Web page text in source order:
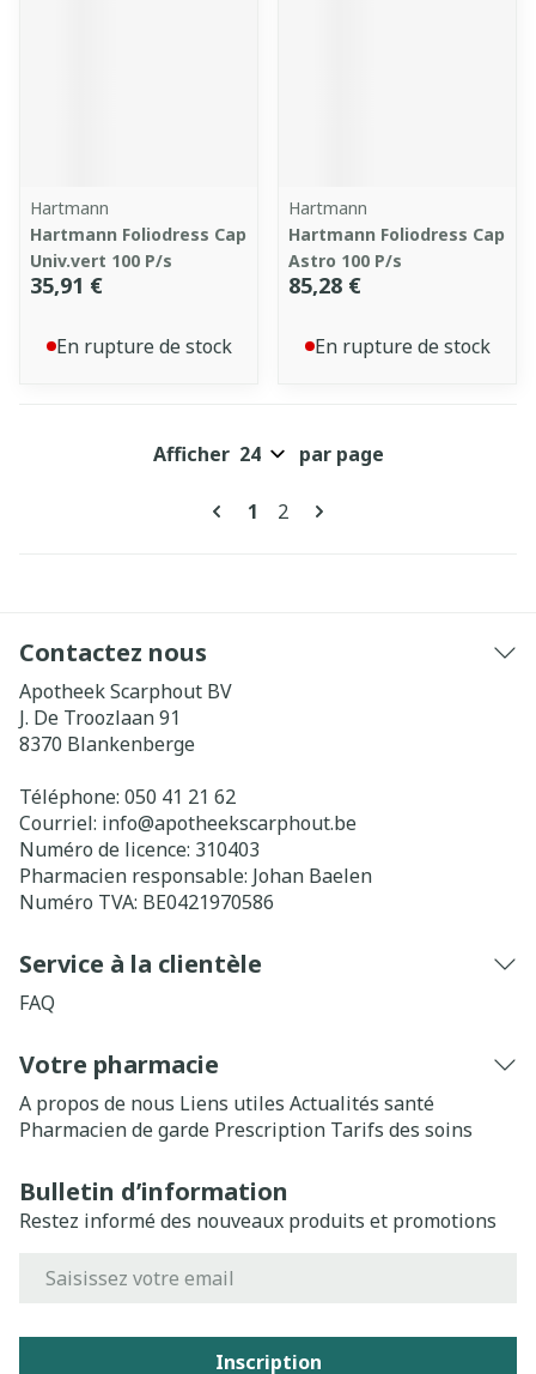
Hartmann
Hartmann Foliodress Cap
Univ.vert 100 P/s
35,91 €
En rupture de stock
Hartmann
Hartmann Foliodress Cap
Astro 100 P/s
85,28 €
En rupture de stock
Pages
Vous lisez actuellement la
1 Page
2
Afficher par page
Contactez nous
Apotheek Scarphout BV
J. De Troozlaan 91
8370 Blankenberge
Téléphone: 050 41 21 62
Courriel: info@apotheekscarphout.be
Numéro de licence: 310403
Pharmacien responsable: Johan Baelen
Numéro TVA: BE0421970586
Service à la clientèle
FAQ
Votre pharmacie
A propos de nous Liens utiles Actualités santé
Pharmacien de garde Prescription Tarifs des soins
Bulletin d’information
Restez informé des nouveaux produits et promotions
Inscription